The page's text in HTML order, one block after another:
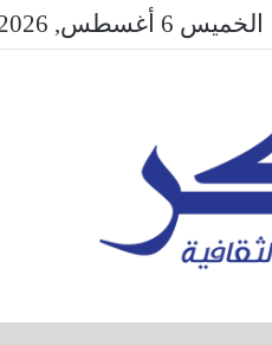
الخميس 6 أغسطس, 2026